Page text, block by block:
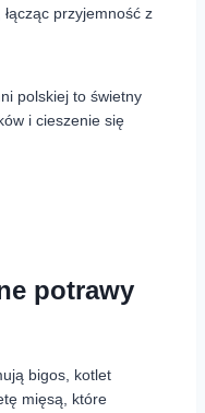
przyjemność z
polskiej to świetny
i cieszenie się
potrawy
bigos, kotlet
mięsą, które